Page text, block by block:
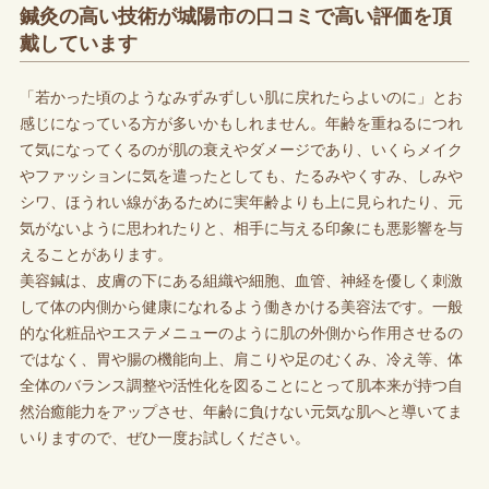
鍼灸の高い技術が城陽市の口コミで高い評価を頂
戴しています
「若かった頃のようなみずみずしい肌に戻れたらよいのに」とお
感じになっている方が多いかもしれません。年齢を重ねるにつれ
て気になってくるのが肌の衰えやダメージであり、いくらメイク
やファッションに気を遣ったとしても、たるみやくすみ、しみや
シワ、ほうれい線があるために実年齢よりも上に見られたり、元
気がないように思われたりと、相手に与える印象にも悪影響を与
えることがあります。
美容鍼は、皮膚の下にある組織や細胞、血管、神経を優しく刺激
して体の内側から健康になれるよう働きかける美容法です。一般
的な化粧品やエステメニューのように肌の外側から作用させるの
ではなく、胃や腸の機能向上、肩こりや足のむくみ、冷え等、体
全体のバランス調整や活性化を図ることにとって肌本来が持つ自
然治癒能力をアップさせ、年齢に負けない元気な肌へと導いてま
いりますので、ぜひ一度お試しください。